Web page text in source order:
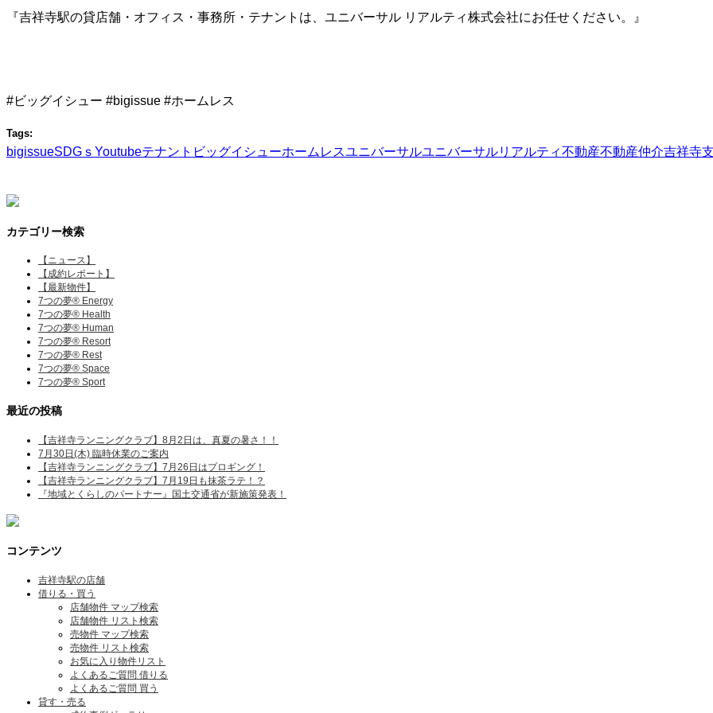
『吉祥寺駅の貸店舗・オフィス・事務所・テナントは、ユニバーサル リアルティ株式会社にお任せください。』
#ビッグイシュー #bigissue #ホームレス
Tags:
bigissueSDGｓ Youtubeテナント ビッグイシューホームレスユニバーサルユニバーサルリアルティ不動産不動産仲介吉祥寺
カテゴリー検索
【ニュース】
【成約レポート】
【最新物件】
7つの夢® Energy
7つの夢® Health
7つの夢® Human
7つの夢® Resort
7つの夢® Rest
7つの夢® Space
7つの夢® Sport
最近の投稿
【吉祥寺ランニングクラブ】8月2日は、真夏の暑さ！！
7月30日(木) 臨時休業のご案内
【吉祥寺ランニングクラブ】7月26日はプロギング！
【吉祥寺ランニングクラブ】7月19日も抹茶ラテ！？
『地域とくらしのパートナー』国土交通省が新施策発表！
コンテンツ
吉祥寺駅の店舗
借りる・買う
店舗物件 マップ検索
店舗物件 リスト検索
売物件 マップ検索
売物件 リスト検索
お気に入り物件リスト
よくあるご質問 借りる
よくあるご質問 買う
貸す・売る